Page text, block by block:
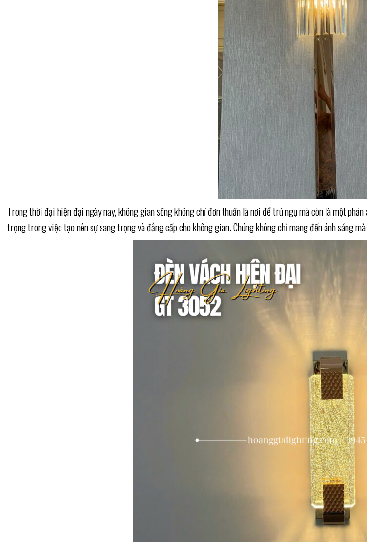
Trong thời đại hiện đại ngày nay, không gian sống không chỉ đơn thuần là nơi để trú ngụ mà còn là một
trọng trong việc tạo nên sự sang trọng và đẳng cấp cho không gian. Chúng không chỉ mang đến ánh sáng